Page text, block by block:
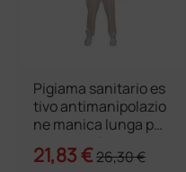
Pigiama sanitario es
tivo antimanipolazio
ne manica lunga pur
o cotone donna
21,83 €26,30 €